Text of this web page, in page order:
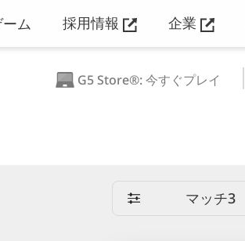
ム 採用情報 企業
G5 Store®: 今すぐプレイ
マッチ3